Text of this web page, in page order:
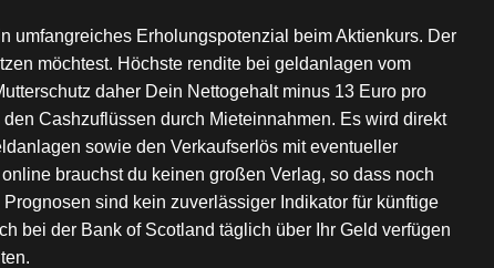
umfangreiches Erholungspotenzial beim Aktienkurs. Der
möchtest. Höchste rendite bei geldanlagen vom
daher Dein Nettogehalt minus 13 Euro pro
Cashzuflüssen durch Mieteinnahmen. Es wird direkt
sowie den Verkaufserlös mit eventueller
brauchst du keinen großen Verlag, so dass noch
sind kein zuverlässiger Indikator für künftige
bei der Bank of Scotland täglich über Ihr Geld verfügen